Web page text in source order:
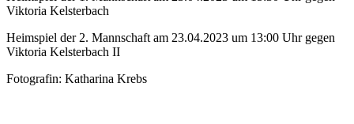
Viktoria Kelsterbach
Heimspiel der 2. Mannschaft am 23.04.2023 um 13:00 Uhr gegen
Viktoria Kelsterbach II
Fotografin: Katharina Krebs